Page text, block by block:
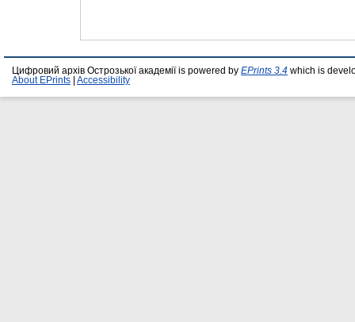
Цифровий архів Острозької академії is powered by EPrints 3.4 which is
About EPrints
Accessibility